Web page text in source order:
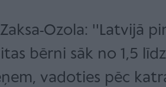
Ozola: ''Latvijā
bērni sāk no 1,5
vadoties pēc